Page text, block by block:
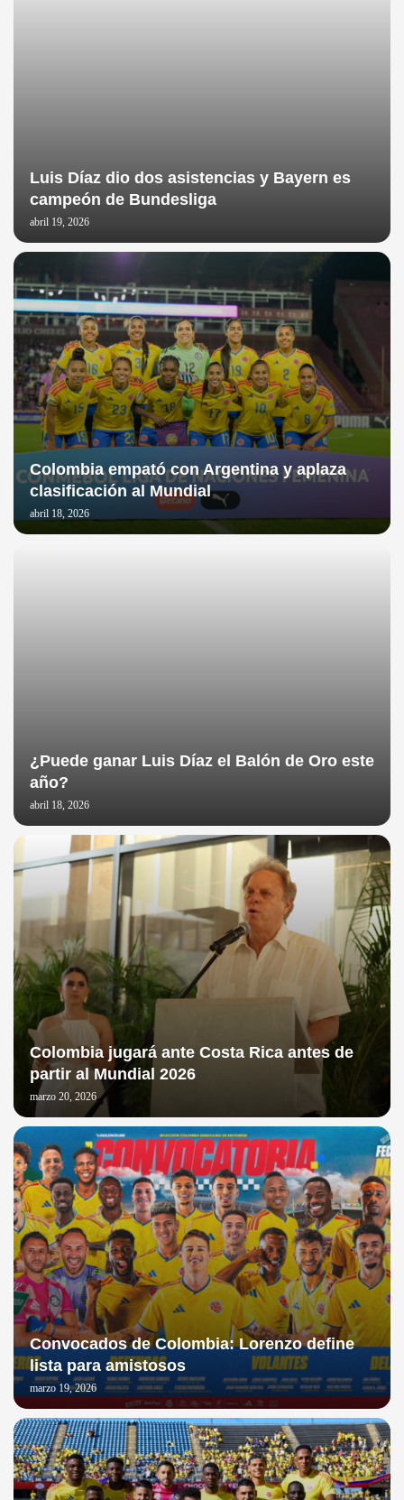
Luis Díaz dio dos asistencias y Bayern es
campeón de Bundesliga
abril 19, 2026
Colombia empató con Argentina y aplaza
clasificación al Mundial
abril 18, 2026
¿Puede ganar Luis Díaz el Balón de Oro este
año?
abril 18, 2026
Colombia jugará ante Costa Rica antes de
partir al Mundial 2026
marzo 20, 2026
Convocados de Colombia: Lorenzo define
lista para amistosos
marzo 19, 2026